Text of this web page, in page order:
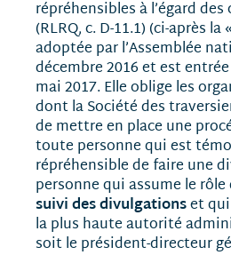
répréhensibles à l’égard
(RLRQ, c. D-11.1) (ci-après la
adoptée par l’Assemblée
décembre 2016 et est
mai 2017. Elle oblige les
dont la Société des
de mettre en place une
toute personne qui est
répréhensible de faire une
personne qui assume le rôle
suivi des divulgationset
la plus haute autorité
soit le président-directeur